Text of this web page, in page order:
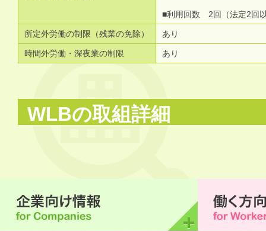
■利用回数 2回（法定2回
所定外労働の制限（残業の免除） あり
時間外労働・深夜業の制限 あり
WLBの取組詳細